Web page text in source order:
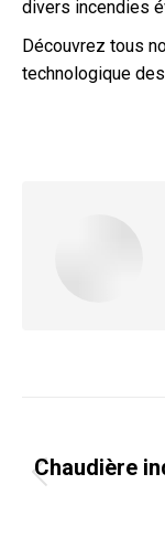
divers incendies
Découvrez tous
technologique
article
Chaudière